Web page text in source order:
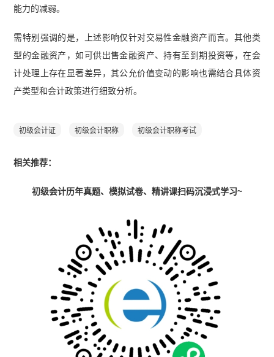
能力的减弱。
需特别强调的是，上述影响仅针对交易性金融资产而言。其他类
型的金融资产，如可供出售金融资产、持有至到期投资等，在会
计处理上存在显著差异，其公允价值变动的影响也需结合具体资
产类型和会计政策进行细致分析。
初级会计证 初级会计职称 初级会计职称考试
相关推荐：
初级会计历年真题、模拟试卷、精讲课扫码沉浸式学习~